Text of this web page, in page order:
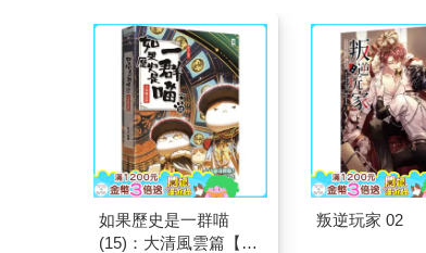
如果歷史是一群喵
(15)：大清風雲篇【萌
叛逆玩家 02